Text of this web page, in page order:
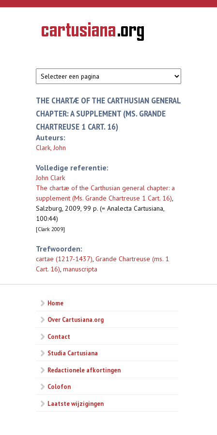
Overslaan en naar de inhoud gaan
CARTUSIANA
Geschiedenis
van de
THE CHARTÆ OF THE CARTHUSIAN GENERAL
CHAPTER: A SUPPLEMENT (MS. GRANDE
CHARTREUSE 1 CART. 16)
Auteurs:
Clark, John
Volledige referentie:
John Clark
The chartæ of the Carthusian general chapter: a
supplement (Ms. Grande Chartreuse 1 Cart. 16),
Salzburg, 2009, 99 p. (= Analecta Cartusiana,
100:44)
[Clark 2009]
Trefwoorden:
cartae (1217-1437), Grande Chartreuse (ms. 1
Cart. 16), manuscripta
Home
Over Cartusiana.org
Contact
Studia Cartusiana
Redactionele afkortingen
Colofon
Laatste wijzigingen